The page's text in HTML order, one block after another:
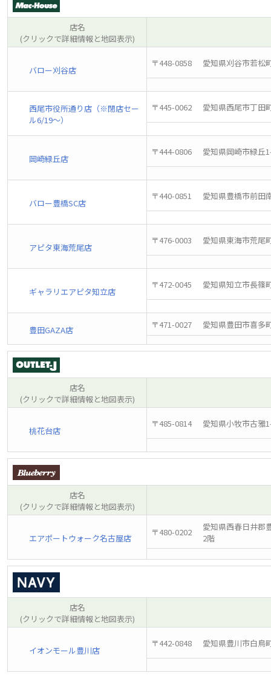
店名
(クリックで詳細情報と地図表示)
バロー刈谷店
〒448-0858 愛知県刈谷市若松
西尾市役所通り店（※閉店セー
ル6/19～）
〒445-0062 愛知県西尾市丁田
岡崎緑丘店
〒444-0806 愛知県岡崎市緑丘
バロー豊橋SC店
〒440-0851 愛知県豊橋市前田
アピタ東海荒尾店
〒476-0003 愛知県東海市荒尾
ギャラリエアピタ知立店
〒472-0045 愛知県知立市長
豊田GAZA店 〒471-0027 愛知県豊田市喜多
店名
(クリックで詳細情報と地図表示)
桃花台店
〒485-0814 愛知県小牧市古
店名
(クリックで詳細情報と地図表示)
エアポートウォーク名古屋店
〒480-0202
愛知県西春日井郡
2階
店名
(クリックで詳細情報と地図表示)
イオンモール豊川店
〒442-0848 愛知県豊川市白鳥